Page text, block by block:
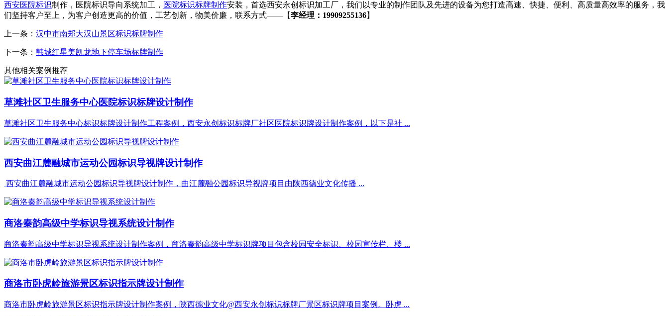
西安医院标识制作，医院标识导向系统加工， 医院标识标牌制作安装，首选西安永创标识加工厂，我们以专业的制作团队及先进的设备为您打造高速、快捷、便利、高质量高效率的服务，我
们坚持客户至上，为客户创造更高的价值，工艺创新，物美价廉，联系方式——【李经理：19909255136】
上一条： 汉中市南郑大汉山景区标识标牌制作
下一条： 韩城红星美凯龙地下停车场标牌制作
其他相关案例推荐
草滩社区卫生服务中心医院标识标牌设计制作
草滩社区卫生服务中心标识标牌设计制作工程案例，西安永创标识标牌厂社区医院标识牌设计制作案例，以下是社 ...
西安曲江麓融城市运动公园标识导视牌设计制作
西安曲江麓融城市运动公园标识导视牌设计制作，曲江麓融公园标识导视牌项目由陕西德业文化传播 ...
商洛秦韵高级中学标识导视系统设计制作
商洛秦韵高级中学标识导视系统设计制作案例，商洛秦韵高级中学标识牌项目包含校园安全标识、校园宣传栏、楼 ...
商洛市卧虎岭旅游景区标识指示牌设计制作
商洛市卧虎岭旅游景区标识指示牌设计制作案例，陕西德业文化@西安永创标识标牌厂景区标识牌项目案例。卧虎 ...